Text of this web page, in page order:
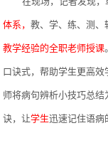
体系，教、学、练、测
教学经验的全职老师授课
口诀式，帮助学生更高
师将病句辨析小技巧总结
诀，让学生迅速记住语病